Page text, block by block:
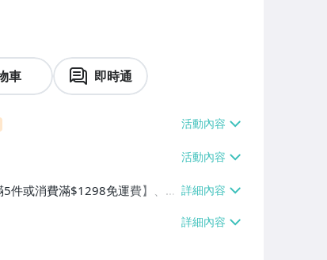
車 即時通
件或消費滿$1298免運費】、7-
取貨付款【單件運費$60、滿5件
件運費$120、滿5件或消費滿